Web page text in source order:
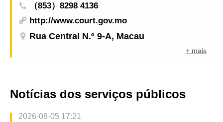
（853）8298 4136
http://www.court.gov.mo
Rua Central N.º 9-A, Macau
+ mais
Notícias dos serviços públicos
2026-08-05 17:21